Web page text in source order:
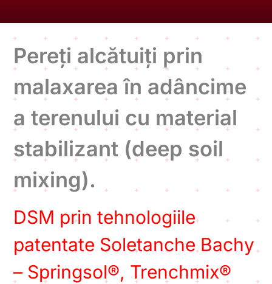
Pereți alcătuiți prin
malaxarea în adâncime
a terenului cu material
stabilizant (deep soil
mixing).
DSM prin tehnologiile
patentate Soletanche Bachy
– Springsol®, Trenchmix®